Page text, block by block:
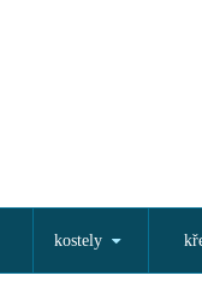
kostely